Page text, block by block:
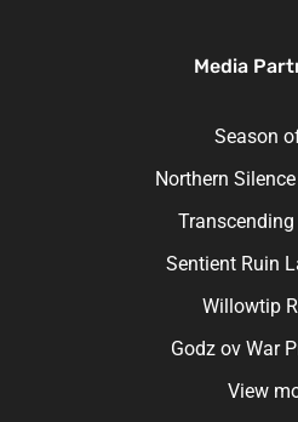
Media
Season
Northern
Sentient Ruin
Willowtip
Godz ov War
View